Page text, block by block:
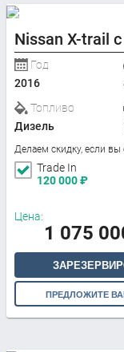
Nissan X-trail
Год
2016
Топливо
Дизель
Делаем скидку, если вы
Trade In
120 000₽
Цена:
1 075
ПРЕДЛОЖИТЕ